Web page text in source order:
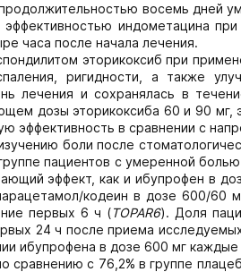
восемь дней
индометацина
часа после начала лечения.
эторикоксиб при
ригидности, а также
лечения и сохранялась в
дозы эторикоксиба 60 и 90 мг,
эффективность в сравнении с
боли после
пациентов с умеренной
эффект, как и ибупрофен в
кодеин в дозе 600/60
первых 6 ч (TOPAR6). Доля
24 ч после приема
ибупрофена в дозе 600 мг
сравнению с 76,2% в группе